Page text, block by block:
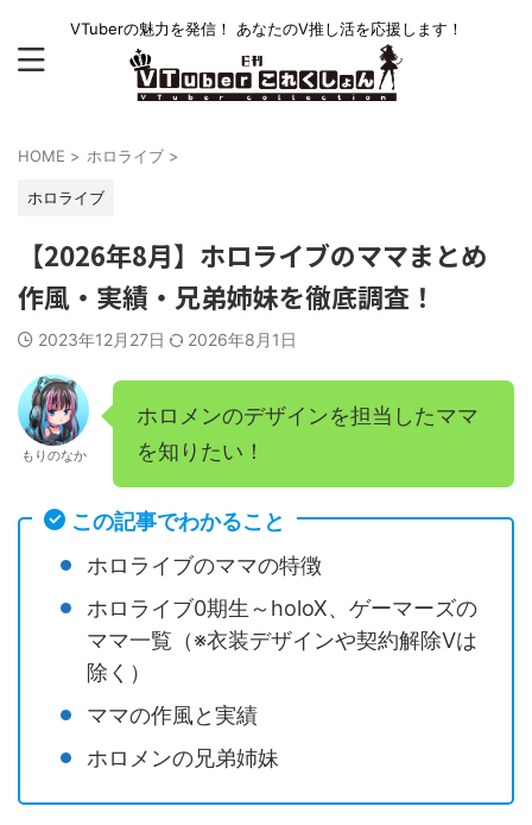
VTuberの魅力を発信！ あなたのV推し活を応援します！
HOME > ホロライブ >
ホロライブ
【2026年8月】ホロライブのママまとめ
作風・実績・兄弟姉妹を徹底調査！
2023年12月27日 2026年8月1日
もりのなか
ホロメンのデザインを担当したママ
を知りたい！
この記事でわかること
ホロライブのママの特徴
ホロライブ0期生～holoX、ゲーマーズの
ママ一覧（※衣装デザインや契約解除Vは
除く）
ママの作風と実績
ホロメンの兄弟姉妹